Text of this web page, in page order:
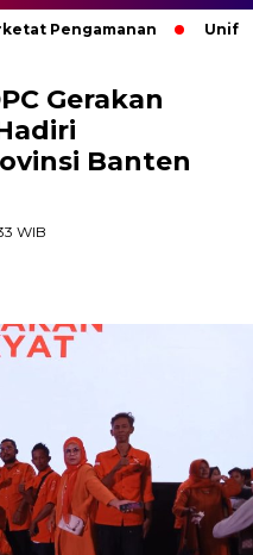
Pengamanan Unifying
Gerakan
Banten
WIB